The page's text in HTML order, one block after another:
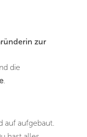
zur
die
.
auf aufgebaut.